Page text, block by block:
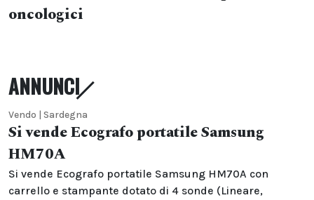
oncologici
ANNUNCI
Vendo | Sardegna
Si vende Ecografo portatile Samsung
HM70A
Si vende Ecografo portatile Samsung HM70A con
carrello e stampante dotato di 4 sonde (Lineare,